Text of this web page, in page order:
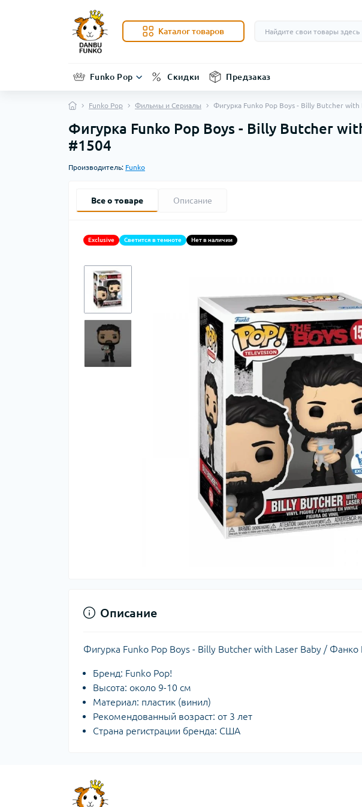
Каталог товаров
Funko Pop Скидки Предзаказ
Funko Pop Фильмы и Сериалы Фигурка Funko Pop Boys - Billy Butcher
Фигурка Funko Pop Boys - Billy Butcher
#1504
Производитель: Funko
Все о товаре Описание
Exclusive Светится в темноте Нет в наличии
Описание
Фигурка Funko Pop Boys - Billy Butcher with Laser Baby /
Бренд: Funko Pop!
Высота: около 9-10 см
Материал: пластик (винил)
Рекомендованный возраст: от 3 лет
Страна регистрации бренда: США